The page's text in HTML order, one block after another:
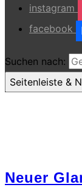
instagram
facebook
Suchen nach:
Seitenleiste &
Neuer